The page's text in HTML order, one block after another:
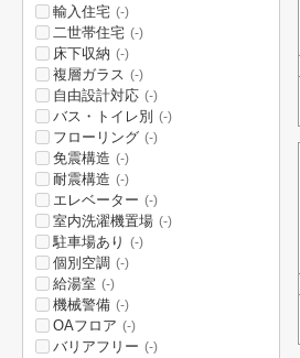
輸入住宅 (-)
二世帯住宅 (-)
床下収納 (-)
複層ガラス (-)
自由設計対応 (-)
バス・トイレ別 (-)
フローリング (-)
免震構造 (-)
耐震構造 (-)
エレベーター (-)
室内洗濯機置場 (-)
駐車場あり (-)
個別空調 (-)
給湯室 (-)
機械警備 (-)
OAフロア (-)
バリアフリー (-)